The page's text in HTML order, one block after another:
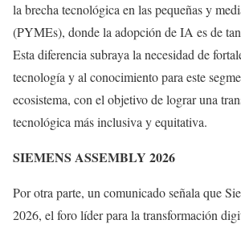
la brecha tecnológica en las pequeñas y
(PYMEs), donde la adopción de IA es de
Esta diferencia subraya la necesidad de
tecnología y al conocimiento para este
ecosistema, con el objetivo de lograr una
tecnológica más inclusiva y equitativa.
SIEMENS ASSEMBLY 2026
Por otra parte, un comunicado señala que
2026, el foro líder para la transformación